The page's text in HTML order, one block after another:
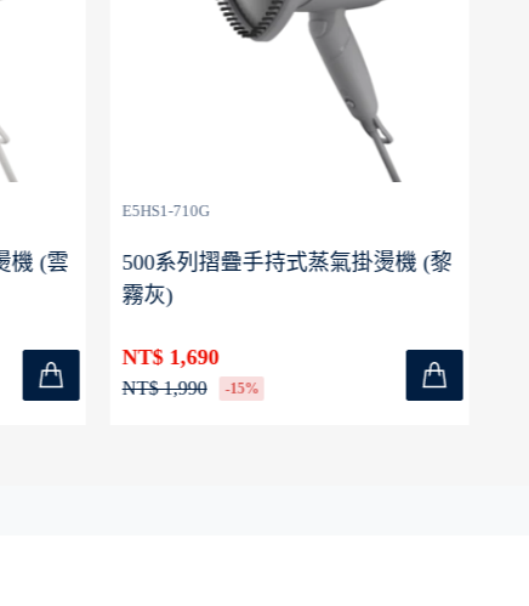
機 (雲
E5HS1-710G
500系列摺疊手持式蒸氣掛燙機 (黎
霧灰)
NT$ 1,690
NT$ 1,990 -15%